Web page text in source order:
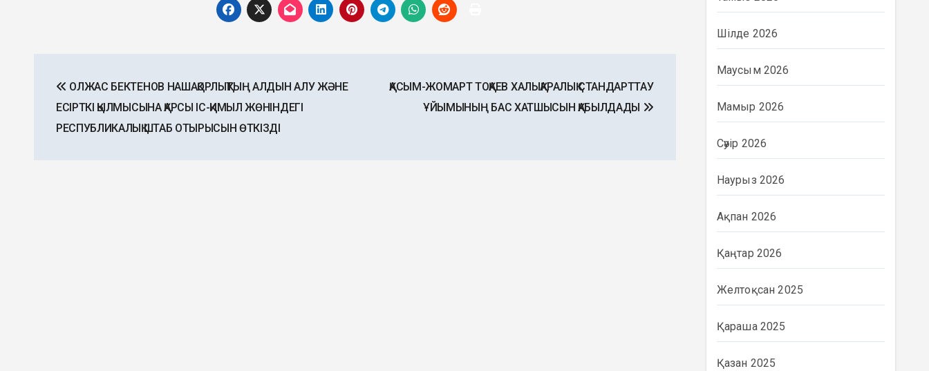
navigation
ОЛЖАС БЕКТЕНОВ НАШАҚОРЛЫҚТЫҢ АЛДЫН АЛУ ЖӘНЕ
ЕСІРТКІ ҚЫЛМЫСЫНА ҚАРСЫ ІС-ҚИМЫЛ ЖӨНІНДЕГІ
РЕСПУБЛИКАЛЫҚ ШТАБ ОТЫРЫСЫН ӨТКІЗДІ
ҚАСЫМ-ЖОМАРТ ТОҚАЕВ ХАЛЫҚАРАЛЫҚ СТАНДАРТТАУ
ҰЙЫМЫНЫҢ БАС ХАТШЫСЫН ҚАБЫЛДАДЫ
Шілде 2026
Маусым 2026
Мамыр 2026
Сәуір 2026
Наурыз 2026
Ақпан 2026
Қаңтар 2026
Желтоқсан 2025
Қараша 2025
Қазан 2025